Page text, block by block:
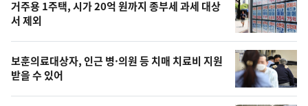
늘
의
영
상
거주용 1주택, 시가 20억 원까지 종부세 과세 대상
서 제외
보훈의료대상자, 인근 병·의원 등 치매 치료비 지원
받을 수 있어